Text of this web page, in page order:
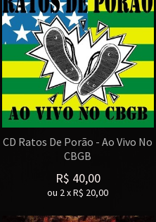
CD Ratos De Porão - Ao Vivo No
CBGB
R$ 40,00
ou 2xR$ 20,00